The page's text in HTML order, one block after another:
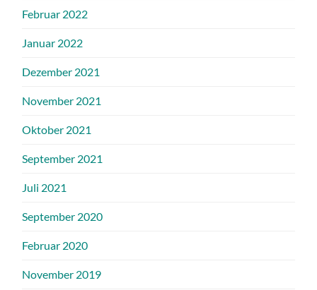
Februar 2022
Januar 2022
Dezember 2021
November 2021
Oktober 2021
September 2021
Juli 2021
September 2020
Februar 2020
November 2019